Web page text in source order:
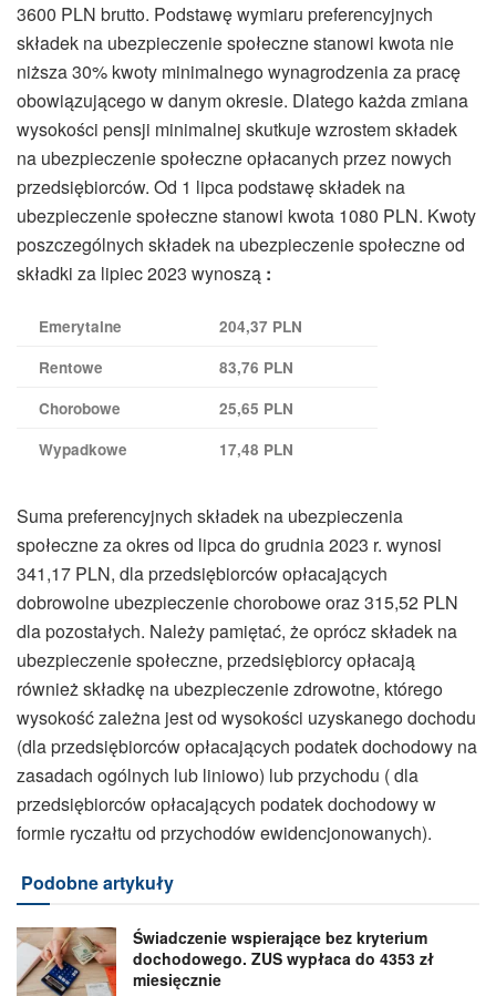
3600 PLN brutto. Podstawę wymiaru preferencyjnych
składek na ubezpieczenie społeczne stanowi kwota nie
niższa 30% kwoty minimalnego wynagrodzenia za pracę
obowiązującego w danym okresie. Dlatego każda zmiana
wysokości pensji minimalnej skutkuje wzrostem składek
na ubezpieczenie społeczne opłacanych przez nowych
przedsiębiorców. Od 1 lipca podstawę składek na
ubezpieczenie społeczne stanowi kwota 1080 PLN. Kwoty
poszczególnych składek na ubezpieczenie społeczne od
składki za lipiec 2023 wynoszą :
Emerytalne
204,37 PLN
Rentowe
83,76 PLN
Chorobowe
25,65 PLN
Wypadkowe
17,48 PLN
Suma preferencyjnych składek na ubezpieczenia
społeczne za okres od lipca do grudnia 2023 r. wynosi
341,17 PLN, dla przedsiębiorców opłacających
dobrowolne ubezpieczenie chorobowe oraz 315,52 PLN
dla pozostałych. Należy pamiętać, że oprócz składek na
ubezpieczenie społeczne, przedsiębiorcy opłacają
również składkę na ubezpieczenie zdrowotne, którego
wysokość zależna jest od wysokości uzyskanego dochodu
(dla przedsiębiorców opłacających podatek dochodowy na
zasadach ogólnych lub liniowo) lub przychodu ( dla
przedsiębiorców opłacających podatek dochodowy w
formie ryczałtu od przychodów ewidencjonowanych).
Podobne artykuły
Świadczenie wspierające bez kryterium
dochodowego. ZUS wypłaca do 4353 zł
miesięcznie